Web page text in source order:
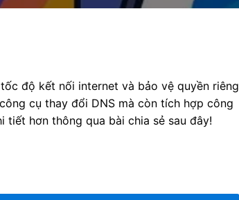
độ kết nối internet và bảo vệ quyền riêng
cụ thay đổi DNS mà còn tích hợp công
tiết hơn thông qua bài chia sẻ sau đây!